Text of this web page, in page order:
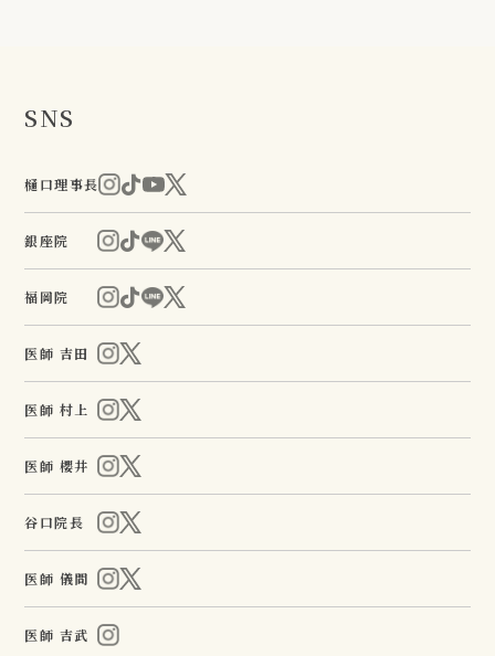
SNS
樋口理事長
銀座院
福岡院
医師 吉田
医師 村上
医師 櫻井
谷口院長
医師 儀間
医師 吉武